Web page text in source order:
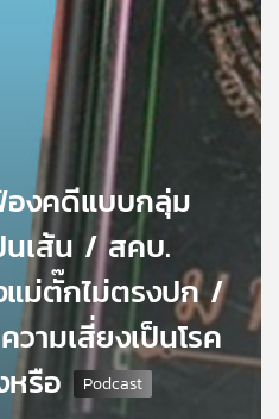
งคดีแบบกลุ่ม
นเส้น / สคบ.
ม่ตั๊กไม่ตรงปก /
ามเสี่ยงเป็นโรค
หรือ